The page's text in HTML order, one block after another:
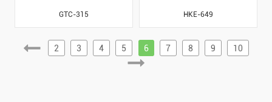
GTC-315 HKE-649
2 3 4 5 6 7 8 9 10